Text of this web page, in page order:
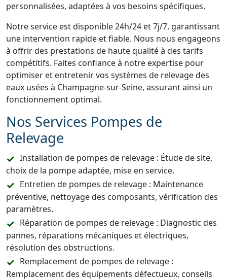
personnalisées, adaptées à vos besoins spécifiques.
Notre service est disponible 24h/24 et 7j/7, garantissant
une intervention rapide et fiable. Nous nous engageons
à offrir des prestations de haute qualité à des tarifs
compétitifs. Faites confiance à notre expertise pour
optimiser et entretenir vos systèmes de relevage des
eaux usées à Champagne-sur-Seine, assurant ainsi un
fonctionnement optimal.
Nos Services Pompes de
Relevage
Installation de pompes de relevage : Étude de site,
choix de la pompe adaptée, mise en service.
Entretien de pompes de relevage : Maintenance
préventive, nettoyage des composants, vérification des
paramètres.
Réparation de pompes de relevage : Diagnostic des
pannes, réparations mécaniques et électriques,
résolution des obstructions.
Remplacement de pompes de relevage :
Remplacement des équipements défectueux, conseils